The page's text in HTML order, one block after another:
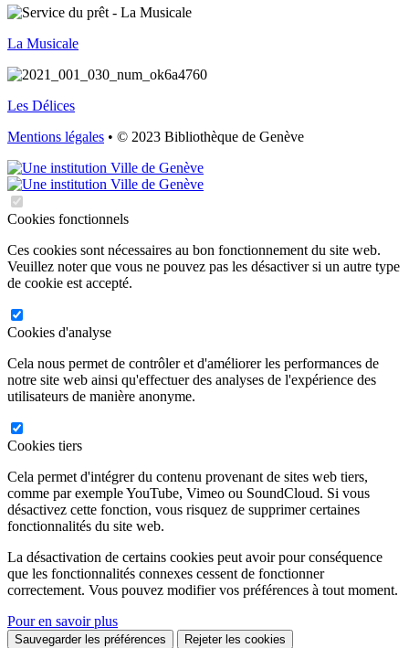
La Musicale
Les Délices
Mentions légales • © 2023 Bibliothèque de Genève
Cookies fonctionnels
Ces cookies sont nécessaires au bon fonctionnement du site web.
Veuillez noter que vous ne pouvez pas les désactiver si un autre type
de cookie est accepté.
Cookies d'analyse
Cela nous permet de contrôler et d'améliorer les performances de
notre site web ainsi qu'effectuer des analyses de l'expérience des
utilisateurs de manière anonyme.
Cookies tiers
Cela permet d'intégrer du contenu provenant de sites web tiers,
comme par exemple YouTube, Vimeo ou SoundCloud. Si vous
désactivez cette fonction, vous risquez de supprimer certaines
fonctionnalités du site web.
La désactivation de certains cookies peut avoir pour conséquence
que les fonctionnalités connexes cessent de fonctionner
correctement. Vous pouvez modifier vos préférences à tout moment.
Pour en savoir plus
Sauvegarder les préférences Rejeter les cookies